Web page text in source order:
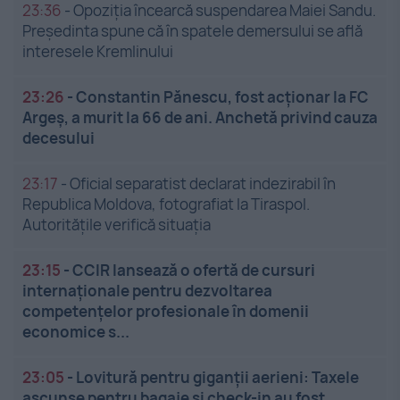
23:36 -Opoziția încearcă suspendarea Maiei Sandu.
Președinta spune că în spatele demersului se află
interesele Kremlinului
23:26 -Constantin Pănescu, fost acționar la FC
Argeș, a murit la 66 de ani. Anchetă privind cauza
decesului
23:17 -Oficial separatist declarat indezirabil în
Republica Moldova, fotografiat la Tiraspol.
Autoritățile verifică situația
23:15 -CCIR lansează o ofertă de cursuri
internaționale pentru dezvoltarea
competențelor profesionale în domenii
economice s...
23:05 - Lovitură pentru giganții aerieni: Taxele